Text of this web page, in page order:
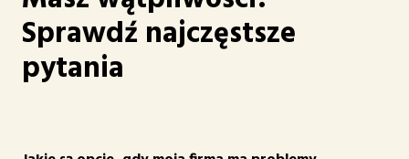
Sprawdź najczęstsze
pytania